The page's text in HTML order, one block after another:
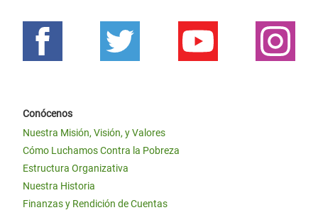
Conócenos
Nuestra Misión, Visión, y Valores
Cómo Luchamos Contra la Pobreza
Estructura Organizativa
Nuestra Historia
Finanzas y Rendición de Cuentas